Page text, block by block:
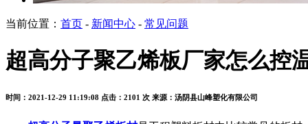
当前位置： 首页 - 新闻中心 - 常见问题
超高分子聚乙烯板厂家怎么控
时间：2021-12-29 11:19:08 点击：2101 次 来源：汤阴县山峰塑化有限公司